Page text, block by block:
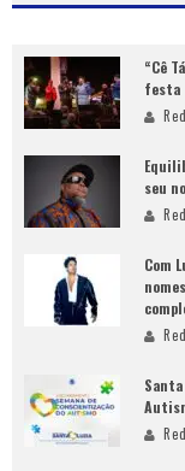
“Cê
festa
seu
Com